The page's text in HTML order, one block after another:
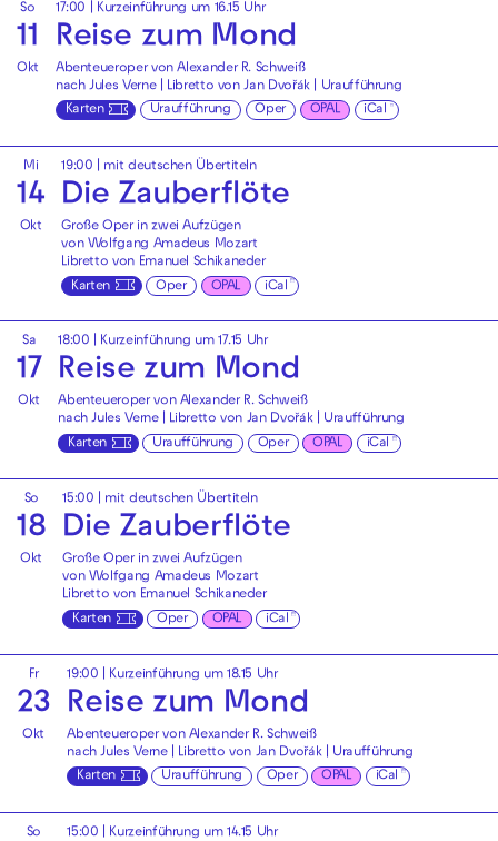
So
11
Okt
17:00 | Kurzeinführung um 16.15 Uhr
Reise zum Mond
Abenteueroper von Alexander R. Schweiß
nach Jules Verne | Libretto von Jan Dvořák | Uraufführung
Karten
Uraufführung Oper OPAL iCal
Mi
14
Okt
19:00 mit deutschen Übertiteln
Die Zauberflöte
Große Oper in zwei Aufzügen
von Wolfgang Amadeus Mozart
Libretto von Emanuel Schikaneder
Karten
Oper OPAL iCal
Sa
17
Okt
18:00 | Kurzeinführung um 17.15 Uhr
Reise zum Mond
Abenteueroper von Alexander R. Schweiß
nach Jules Verne | Libretto von Jan Dvořák | Uraufführung
Karten
Uraufführung Oper OPAL iCal
So
18
Okt
15:00 mit deutschen Übertiteln
Die Zauberflöte
Große Oper in zwei Aufzügen
von Wolfgang Amadeus Mozart
Libretto von Emanuel Schikaneder
Karten
Oper OPAL iCal
Fr
23
Okt
19:00 | Kurzeinführung um 18.15 Uhr
Reise zum Mond
Abenteueroper von Alexander R. Schweiß
nach Jules Verne | Libretto von Jan Dvořák | Uraufführung
Karten
Uraufführung Oper OPAL iCal
So 15:00 | Kurzeinführung um 14.15 Uhr